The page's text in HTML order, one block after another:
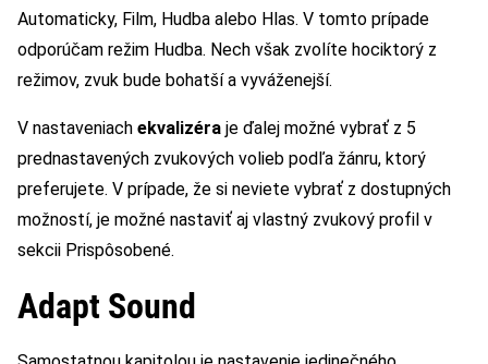
Automaticky, Film, Hudba alebo Hlas. V tomto prípade
odporúčam režim Hudba. Nech však zvolíte hociktorý z
režimov, zvuk bude bohatší a vyváženejší.
V nastaveniach ekvalizéra je ďalej možné vybrať z 5
prednastavených zvukových volieb podľa žánru, ktorý
preferujete. V prípade, že si neviete vybrať z dostupných
možností, je možné nastaviť aj vlastný zvukový profil v
sekcii Prispôsobené.
Adapt Sound